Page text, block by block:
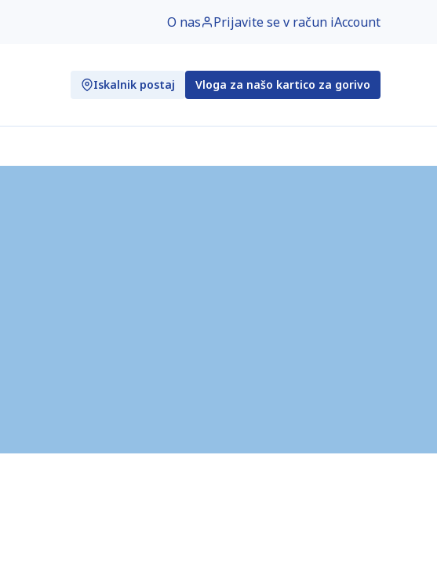
O nas Prijavite se v račun iAccount
Iskalnik postaj Vloga za našo kartico za gorivo